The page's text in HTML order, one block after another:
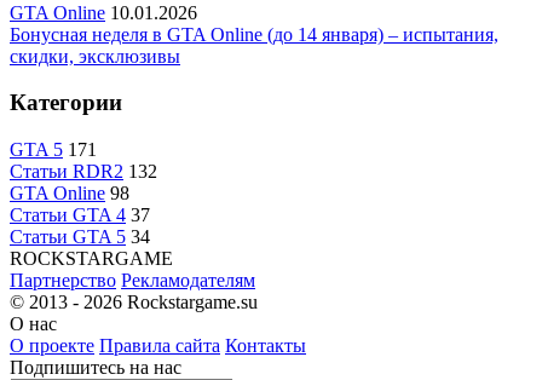
GTA Online 10.01.2026
Бонусная неделя в GTA Online (до 14 января) – испытания,
скидки, эксклюзивы
Категории
GTA 5 171
Статьи RDR2 132
GTA Online 98
Статьи GTA 4 37
Статьи GTA 5 34
ROCKSTARGAME
Партнерство Рекламодателям
© 2013 - 2026 Rockstargame.su
О нас
О проекте Правила сайта Контакты
Подпишитесь на нас